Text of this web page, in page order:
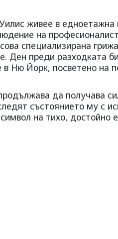
живее в едноетажна
на
специализирана
Ден преди разходката
Ню Йорк, посветено на
да получава
състоянието му с
на тихо, достойно